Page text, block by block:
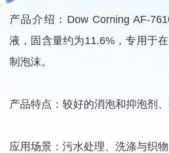
产品介绍：Dow Corning AF-
液，固含量约为11.6%，专用于
制泡沫。
产品特点：较好的消泡和抑泡剂
应用场景：污水处理、洗涤与织